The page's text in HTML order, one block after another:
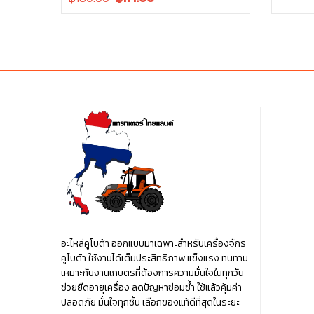
อะไหล่คูโบต้า ออกแบบมาเฉพาะสำหรับเครื่องจักร
คูโบต้า ใช้งานได้เต็มประสิทธิภาพ แข็งแรง ทนทาน
เหมาะกับงานเกษตรที่ต้องการความมั่นใจในทุกวัน
ช่วยยืดอายุเครื่อง ลดปัญหาซ่อมซ้ำ ใช้แล้วคุ้มค่า
ปลอดภัย มั่นใจทุกชิ้น เลือกของแท้ดีที่สุดในระยะ